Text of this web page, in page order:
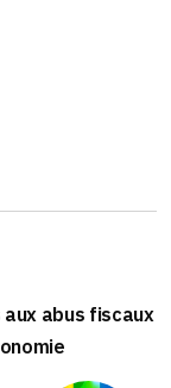
aux abus fiscaux